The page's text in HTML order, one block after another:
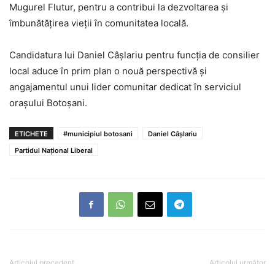
Mugurel Flutur, pentru a contribui la dezvoltarea și
îmbunătățirea vieții în comunitatea locală.
Candidatura lui Daniel Câșlariu pentru funcția de consilier
local aduce în prim plan o nouă perspectivă și
angajamentul unui lider comunitar dedicat în serviciul
orașului Botoșani.
ETICHETE #municipiul botosani
Daniel Câșlariu
Partidul Național Liberal